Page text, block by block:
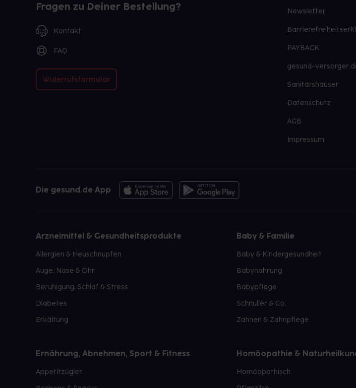
Fragen zu Deiner Bestellung?
Kontakt
FAQ
Widerrufsformular
Newsletter
PAYBACK
gesund-
Sanitätshäuser
Datenschutz
AGB
Impressum
Die gesund.de App
Arzneimittel & Gesundheitsprodukte
Allergien & Heuschnupfen
Auge, Nase & Ohr
Beruhigung, Schlaf & Stress
Diabetes
Erkältung
Baby & Familie
Baby & Kindergesundheit
Babynahrung
Babypflege
Schnuller & Co.
Zahnen & Zahnpflege
Ernährung, Abnehmen, Sport & Fitness
Appetitzügler
Homöopathie &
Homöopathisch